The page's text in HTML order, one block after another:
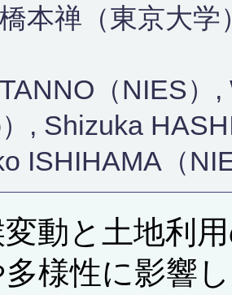
本禅（東京大
（NIES）
, Shizuka
ISHIHAMA（
動と土地利
様性に影響